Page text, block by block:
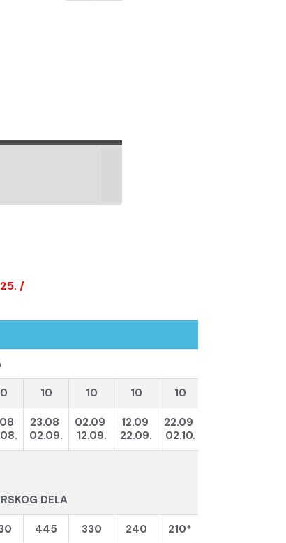
/
10 10 10 10
23.08
02.09.
02.09
12.09.
12.09
22.09.
22.09
02.10.
DELA
445 330 240 210*